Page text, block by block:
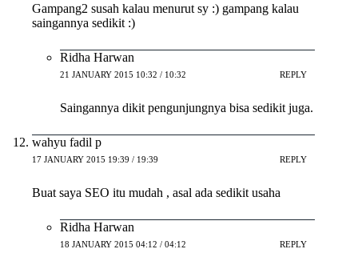
Gampang2 susah kalau menurut sy :) gampang kalau
saingannya sedikit :)
Ridha Harwan
21 JANUARY 2015 10:32 / 10:32 REPLY
Saingannya dikit pengunjungnya bisa sedikit juga.
wahyu fadil p
17 JANUARY 2015 19:39 / 19:39 REPLY
Buat saya SEO itu mudah , asal ada sedikit usaha
Ridha Harwan
18 JANUARY 2015 04:12 / 04:12 REPLY